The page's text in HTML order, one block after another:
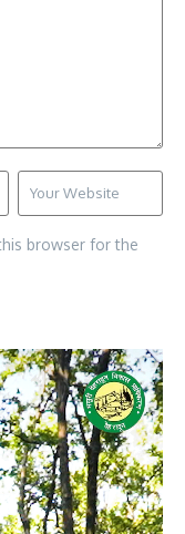
browser for the